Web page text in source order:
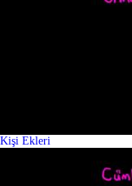
Kişi Ekleri